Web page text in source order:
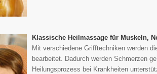
Klassische Heilmassage für Muskeln,
Mit verschiedene Grifftechniken werden
bearbeitet. Dadurch werden Schmerzen
Heilungsprozess bei Krankheiten